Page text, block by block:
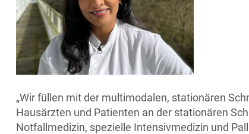
„Wir füllen mit der multimodalen, stationären
Hausärzten und Patienten an der stationären
Notfallmedizin, spezielle Intensivmedizin und